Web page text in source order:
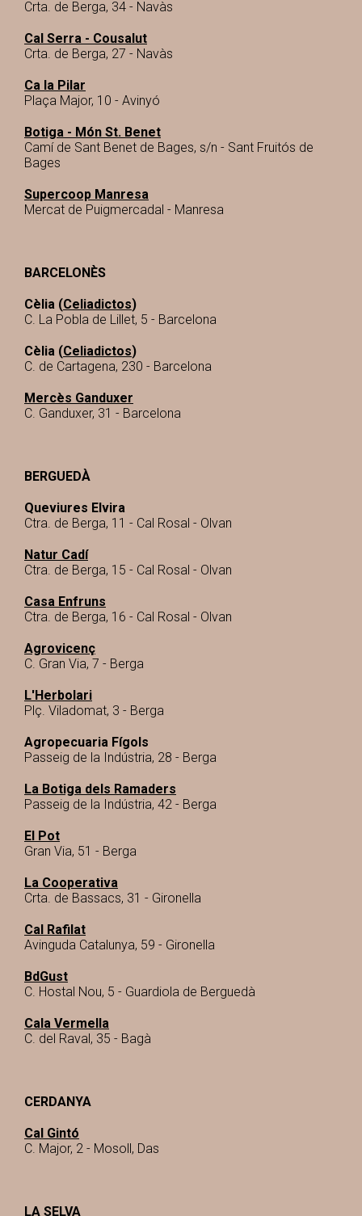
Crta. de Berga, 34 - Navàs
Cal Serra - Cousalut
Crta. de Berga, 27 - Navàs
Ca la Pilar
Plaça Major, 10 - Avinyó
Botiga - Món St. Benet
Camí de Sant Benet de Bages, s/n - Sant Fruitós de
Bages
Supercoop Manresa
Mercat de Puigmercadal - Manresa
BARCELONÈS
Cèlia (Celiadictos)
C. La Pobla de Lillet, 5 - Barcelona
Cèlia (Celiadictos)
C. de Cartagena, 230 - Barcelona
Mercès Ganduxer
C. Ganduxer, 31 - Barcelona
BERGUEDÀ
Queviures Elvira
Ctra. de Berga, 11 - Cal Rosal - Olvan
Natur Cadí
Ctra. de Berga, 15 - Cal Rosal - Olvan
Casa Enfruns
Ctra. de Berga, 16 - Cal Rosal - Olvan
Agrovicenç
C. Gran Via, 7 - Berga
L'Herbolari
Plç. Viladomat, 3 - Berga
Agropecuaria Fígols
Passeig de la Indústria, 28 - Berga
La Botiga dels Ramaders
Passeig de la Indústria, 42 - Berga
El Pot
Gran Via, 51 - Berga
La Cooperativa
Crta. de Bassacs, 31 - Gironella
Cal Rafilat
Avinguda Catalunya, 59 - Gironella
BdGust
C. Hostal Nou, 5 - Guardiola de Berguedà
Cala Vermella
C. del Raval, 35 - Bagà
CERDANYA
Cal Gintó
C. Major, 2 - Mosoll, Das
LA SELVA